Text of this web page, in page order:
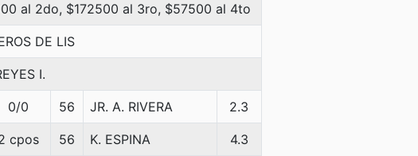
al 2do, $172500 al 3ro, $57500 al 4to
DE LIS
I.
0/0 56 JR. A. RIVERA 2.3
cpos 56 K. ESPINA 4.3